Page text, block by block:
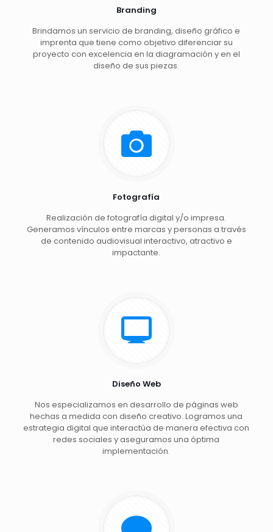
Branding
Brindamos un servicio de branding, diseño gráfico e
imprenta que tiene como objetivo diferenciar su
proyecto con excelencia en la diagramación y en el
diseño de sus piezas.
Fotografía
Realización de fotografía digital y/o impresa.
Generamos vínculos entre marcas y personas a través
de contenido audiovisual interactivo, atractivo e
impactante.
Diseño Web
Nos especializamos en desarrollo de páginas web
hechas a medida con diseño creativo. Logramos una
estrategia digital que interactúa de manera efectiva con
redes sociales y aseguramos una óptima
implementación.